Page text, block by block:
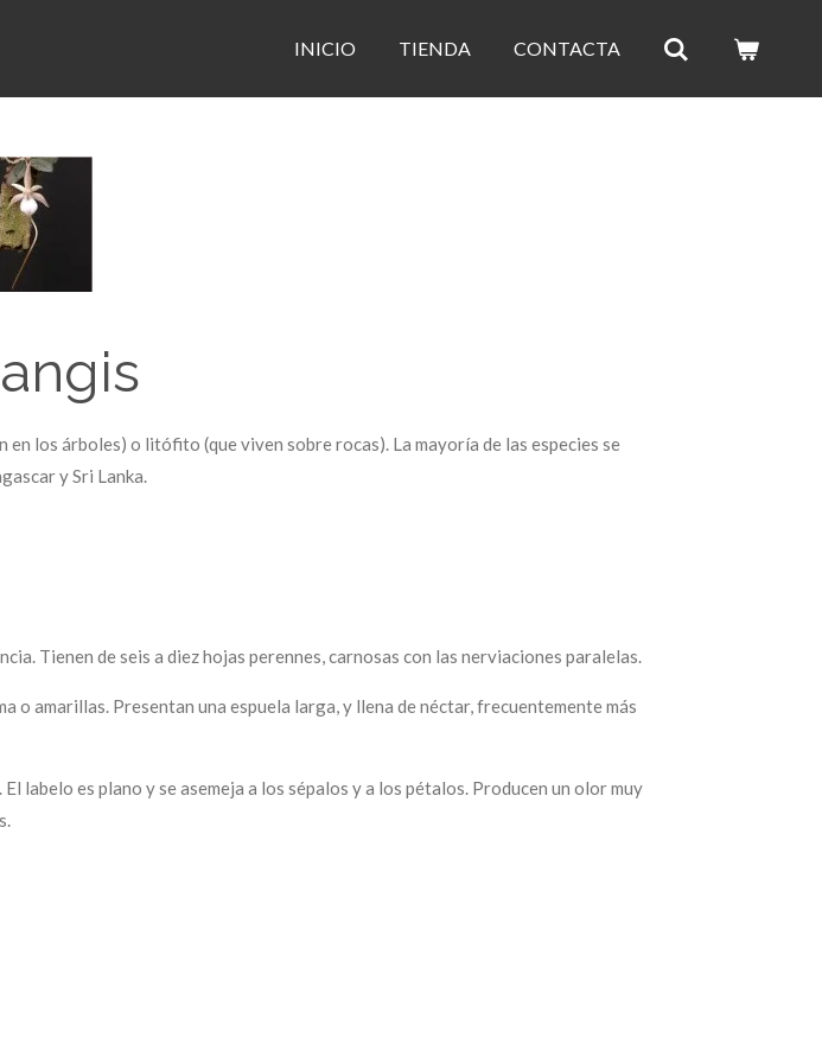
INICIO TIENDA CONTACTA
en los árboles) o litófito (que viven sobre rocas). La mayoría de las especies se
ySri Lanka.
Tienen de seis a diez hojas perennes, carnosas con las nerviaciones paralelas.
o amarillas. Presentan una espuela larga, y llena de néctar, frecuentemente más
El labelo es plano y se asemeja a los sépalos y a los pétalos. Producen un olor muy